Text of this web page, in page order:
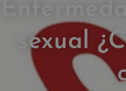
sexual